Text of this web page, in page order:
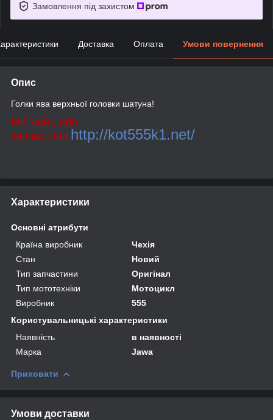
Замовлення під захистом
Доставка Оплата Умови повернення
Опис
Голки ява верхньої головки шатуна!
Мій сайт, або
запчастини http://kot555k1.net/
Характеристики
Основні атрибути
Країна виробник
Чехія
Стан
Новий
Тип запчастини
Оригінал
Тип мототехніки
Мотоцикл
Виробник
555
Користувальницькі характеристики
Наявність
в наявності
Марка
Jawa
Приховати
Умови доставки